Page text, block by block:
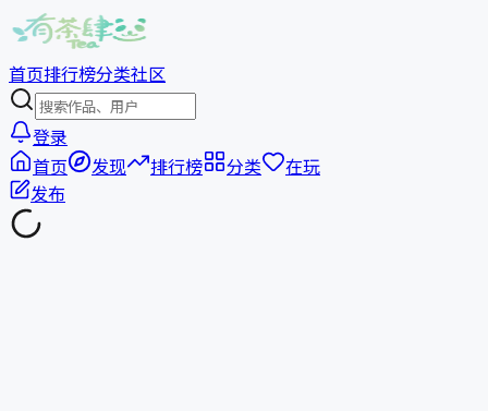
首页排行榜分类社区
登录
首页
发现 排行榜 分类
在玩
发布